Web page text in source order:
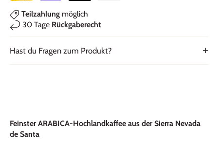
Teilzahlung möglich
30 Tage Rückgaberecht
Hast du Fragen zum Produkt?
Feinster ARABICA-Hochlandkaffee aus der Sierra Nevada
de Santa